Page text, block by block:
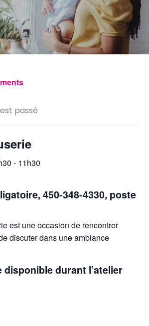
passé
- 11h30
450-348-4330, poste
est une occasion de rencontrer
discuter dans une ambiance
disponible durant l’atelier